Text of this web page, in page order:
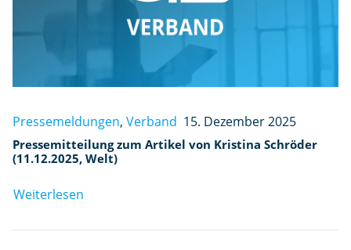
Pressemeldungen, Verband 15. Dezember 2025
Pressemitteilung zum Artikel von Kristina Schröder
(11.12.2025, Welt)
Weiterlesen